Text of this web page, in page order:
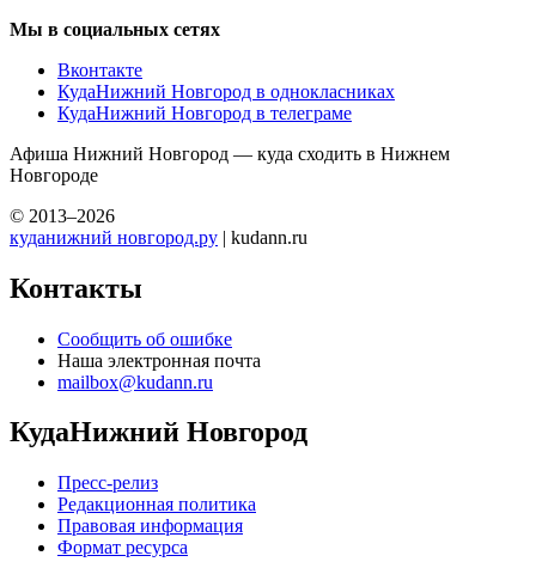
Мы в социальных сетях
Вконтакте
КудаНижний Новгород в однокласниках
КудаНижний Новгород в телеграме
Афиша Нижний Новгород — куда сходить в Нижнем
Новгороде
© 2013–2026
куданижний новгород.ру | kudann.ru
Контакты
Сообщить об ошибке
Наша электронная почта
mailbox@kudann.ru
КудаНижний Новгород
Пресс-релиз
Редакционная политика
Правовая информация
Формат ресурса